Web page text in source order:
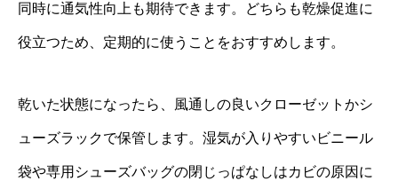
同時に通気性向上も期待できます。どちらも乾燥促進に
役立つため、定期的に使うことをおすすめします。
乾いた状態になったら、風通しの良いクローゼットかシ
ューズラックで保管します。湿気が入りやすいビニール
袋や専用シューズバッグの閉じっぱなしはカビの原因に